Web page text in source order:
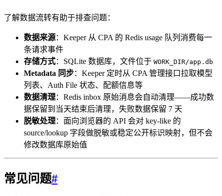
了解数据流转有助于排查问题：
数据来源：Keeper 从 CPA 的 Redis usage 队列消费每一
条请求事件
存储方式：SQLite 数据库，文件位于 WORK_DIR/app.db
Metadata 同步：Keeper 定时从 CPA 管理接口拉取模型
列表、Auth File 状态、配额信息等
数据清理：Redis inbox 原始消息会自动清理——成功数
据保留到当天结束后清理，失败数据保留 7 天
脱敏处理：面向浏览器的 API 会对 key-like 的
source/lookup 字段做脱敏或稳定公开标识映射，但不会
修改数据库原始值
常见问题#